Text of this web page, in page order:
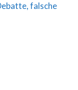
falsche